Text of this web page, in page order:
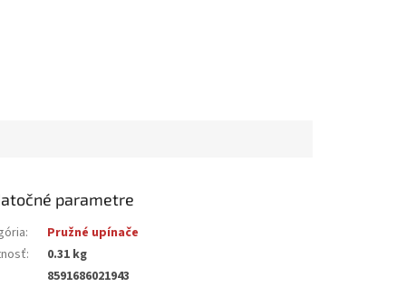
parametre
:
Pružné upínače
:
0.31 kg
8591686021943